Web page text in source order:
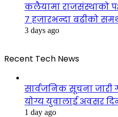
कलैयामा राजसंस्थाको
७ हजारभन्दा बढीको
3 days ago
Recent Tech News
सार्वजनिक सूचना जारी
योग्य युवालाई अवसर
1 day ago